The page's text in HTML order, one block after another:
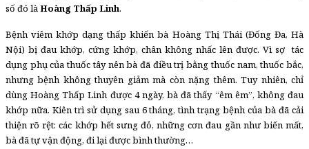
số đó làHoàng Thấp Linh.
Bệnh viêm khớp dạng thấp khiến bà Hoàng Thị Thái (Đống Đa, Hà
Nội) bị đau khớp, cứng khớp, chân không nhấc lên được. Vì sợ tác
dụng phụ của thuốc tây nên bà đã điều trị bằng thuốc nam, thuốc bắc,
nhưng bệnh không thuyên giảm mà còn nặng thêm. Tuy nhiên, chỉ
dùng Hoàng Thấp Linh được 4 ngày, bà đã thấy “êm êm”, không đau
khớp nữa. Kiên trì sử dụng sau 6 tháng, tình trạng bệnh của bà đã cải
thiện rõ rệt: các khớp hết sưng đỏ, những cơn đau gần như biến mất,
bà đã tự vận động, đi lại được bình thường…